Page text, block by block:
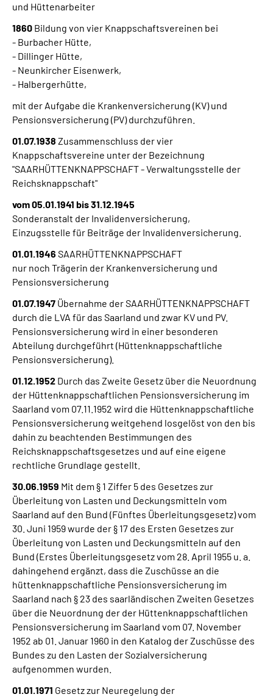
und Hüttenarbeiter
1860 Bildung von vier Knappschaftsvereinen bei
- Burbacher Hütte,
- Dillinger Hütte,
- Neunkircher Eisenwerk,
- Halbergerhütte,
mit der Aufgabe die Krankenversicherung (KV) und
Pensionsversicherung (PV) durchzuführen.
01.07.1938 Zusammenschluss der vier
Knappschaftsvereine unter der Bezeichnung
"SAARHÜTTENKNAPPSCHAFT - Verwaltungsstelle der
Reichsknappschaft"
vom 05.01.1941 bis 31.12.1945
Sonderanstalt der Invalidenversicherung,
Einzugsstelle für Beiträge der Invalidenversicherung.
01.01.1946 SAARHÜTTENKNAPPSCHAFT
nur noch Trägerin der Krankenversicherung und
Pensionsversicherung
01.07.1947 Übernahme der SAARHÜTTENKNAPPSCHAFT
durch die LVA für das Saarland und zwar KV und PV.
Pensionsversicherung wird in einer besonderen
Abteilung durchgeführt (Hüttenknappschaftliche
Pensionsversicherung).
01.12.1952 Durch das Zweite Gesetz über die Neuordnung
der Hüttenknappschaftlichen Pensionsversicherung im
Saarland vom 07.11.1952 wird die Hüttenknappschaftliche
Pensionsversicherung weitgehend losgelöst von den bis
dahin zu beachtenden Bestimmungen des
Reichsknappschaftsgesetzes und auf eine eigene
rechtliche Grundlage gestellt.
30.06.1959 Mit dem § 1 Ziffer 5 des Gesetzes zur
Überleitung von Lasten und Deckungsmitteln vom
Saarland auf den Bund (Fünftes Überleitungsgesetz) vom
30. Juni 1959 wurde der § 17 des Ersten Gesetzes zur
Überleitung von Lasten und Deckungsmitteln auf den
Bund (Erstes Überleitungsgesetz vom 28. April 1955 u. a.
dahingehend ergänzt, dass die Zuschüsse an die
hüttenknappschaftliche Pensionsversicherung im
Saarland nach § 23 des saarländischen Zweiten Gesetzes
über die Neuordnung der der Hüttenknappschaftlichen
Pensionsversicherung im Saarland vom 07. November
1952 ab 01. Januar 1960 in den Katalog der Zuschüsse des
Bundes zu den Lasten der Sozialversicherung
aufgenommen wurden.
01.01.1971 Gesetz zur Neuregelung der